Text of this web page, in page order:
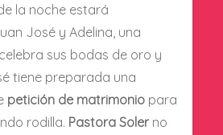
la noche estará
José y Adelina, una
sus bodas de oro y
tiene preparada una
petición de matrimonio para
rodilla. Pastora Solerno